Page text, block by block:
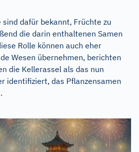
sind dafür bekannt, Früchte zu
die darin enthaltenen Samen
Rolle können auch eher
Wesen übernehmen, berichten
die Kellerassel als das nun
identifiziert, das Pflanzensamen